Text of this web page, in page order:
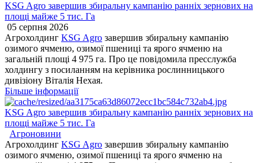
KSG Agro завершив збиральну кампанію ранніх зернових на
площі майже 5 тис. Га
05 серпня 2026
Агрохолдинг KSG Agro завершив збиральну кампанію
озимого ячменю, озимої пшениці та ярого ячменю на
загальній площі 4 975 га. Про це повідомила пресслужба
холдингу з посиланням на керівника рослинницького
дивізіону Віталія Нехая.
Більше інформації
KSG Agro завершив збиральну кампанію ранніх зернових на
площі майже 5 тис. Га
Агроновини
Агрохолдинг KSG Agro завершив збиральну кампанію
озимого ячменю, озимої пшениці та ярого ячменю на